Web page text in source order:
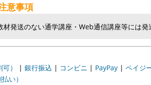
意事項
発送のない通学講座・Web通信講座等には発
）
|銀行振込 | コンビニ | PayPay |ペイジ
い）